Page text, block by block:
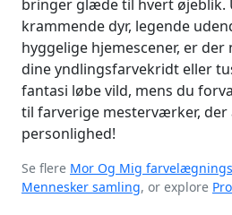
bringer glæde til hvert øjeblik.
krammende dyr, legende
hyggelige hjemescener, er der
dine yndlingsfarvekridt eller
fantasi løbe vild, mens du
til farverige mesterværker, der
personlighed!
Se flere Mor Og Mig
Mennesker samling, or explore